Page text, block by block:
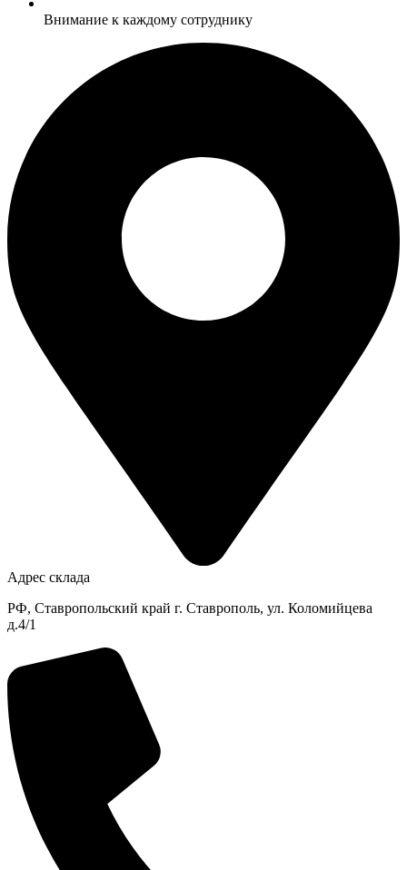
Внимание к каждому сотруднику
Адрес склада
РФ, Ставропольский край г. Ставрополь, ул. Коломийцева
д.4/1